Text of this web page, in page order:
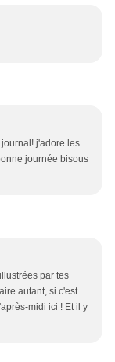
j'adore les
journée bisous
par tes
autant, si c'est
midi ici ! Et il y